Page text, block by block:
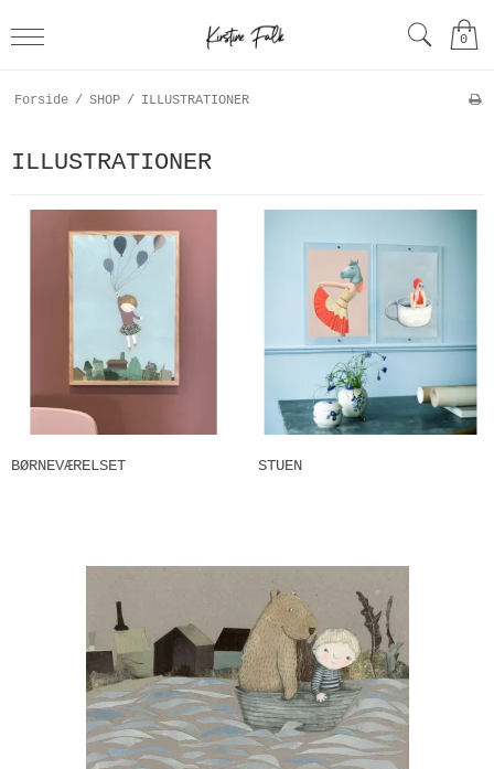
0
Forside / SHOP / ILLUSTRATIONER
ILLUSTRATIONER
BØRNEVÆRELSET STUEN